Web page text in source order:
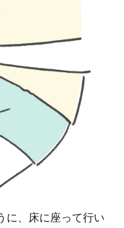
に、床に座って行い